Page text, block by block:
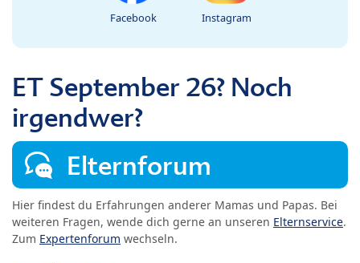
Facebook Instagram
ET September 26? Noch
irgendwer?
Elternforum
Hier findest du Erfahrungen anderer Mamas und Papas. Bei
weiteren Fragen, wende dich gerne an unseren Elternservice.
Zum Expertenforum wechseln.